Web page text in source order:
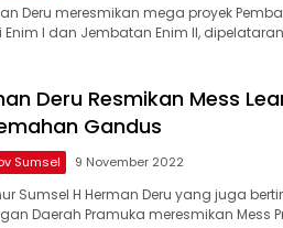
Deru meresmikan mega proyek
Enim I dan Jembatan Enim II,
Deru Resmikan Mess
Gandus
Sumsel 9 November 2022
Sumsel H Herman Deru yang juga
Daerah Pramuka meresmikan Mess